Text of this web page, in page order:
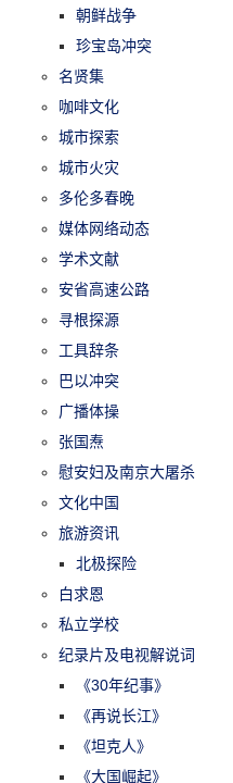
朝鲜战争
珍宝岛冲突
名贤集
咖啡文化
城市探索
城市火灾
多伦多春晚
媒体网络动态
学术文献
安省高速公路
寻根探源
工具辞条
巴以冲突
广播体操
张国焘
慰安妇及南京大屠杀
文化中国
旅游资讯
北极探险
白求恩
私立学校
纪录片及电视解说词
《30年纪事》
《再说长江》
《坦克人》
《大国崛起》